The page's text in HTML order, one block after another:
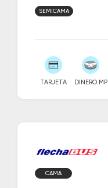
SEMICAMA
TARJETA DINERO MP
CAMA